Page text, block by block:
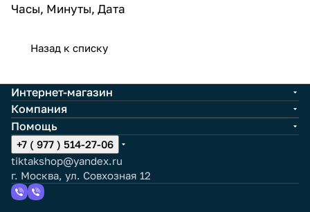
Часы, Минуты, Дата
Назад к списку
Интернет-магазин
Компания
Помощь
+7 ( 977 ) 514-27-06
tiktakshop@yandex.ru
г. Москва, ул. Совхозная 12